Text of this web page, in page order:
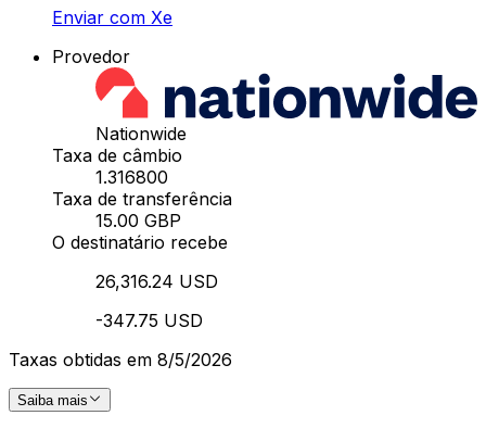
Enviar com Xe
Provedor
Nationwide
Taxa de câmbio
1.316800
Taxa de transferência
15.00 GBP
O destinatário recebe
26,316.24 USD
-347.75 USD
Taxas obtidas em 8/5/2026
Saiba mais